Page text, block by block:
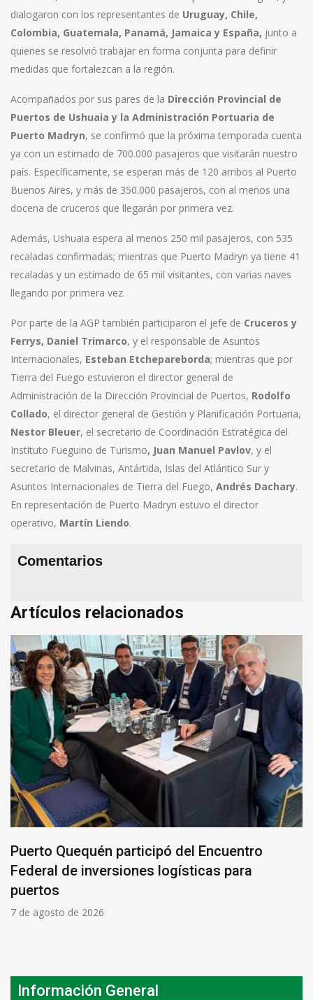
dialogaron con los representantes de Uruguay, Chile,
Colombia, Guatemala, Panamá, Jamaica y España, junto a
quienes se resolvió trabajar en forma conjunta para definir
medidas que fortalezcan a la región.
Acompañados por sus pares de la Dirección Provincial de
Puertos de Ushuaia y la Administración Portuaria de
Puerto Madryn, se confirmó que la próxima temporada cuenta
ya con un estimado de 700.000 pasajeros que visitarán nuestro
país. Específicamente, se esperan más de 120 arribos al Puerto
Buenos Aires, y más de 350.000 pasajeros, con al menos una
docena de cruceros que llegarán por primera vez.
Además, Ushuaia espera al menos 250 mil pasajeros, con 535
recaladas confirmadas; mientras que Puerto Madryn ya tiene 41
recaladas y un estimado de 65 mil visitantes, con varias naves
llegando por primera vez.
Por parte de la AGP también participaron el jefe de Cruceros y
Ferrys, Daniel Trimarco, y el responsable de Asuntos
Internacionales, Esteban Etchepareborda; mientras que por
Tierra del Fuego estuvieron el director general de
Administración de la Dirección Provincial de Puertos, Rodolfo
Collado, el director general de Gestión y Planificación Portuaria,
Nestor Bleuer, el secretario de Coordinación Estratégica del
Instituto Fueguino de Turismo, Juan Manuel Pavlov, y el
secretario de Malvinas, Antártida, Islas del Atlántico Sur y
Asuntos Internacionales de Tierra del Fuego, Andrés Dachary.
En representación de Puerto Madryn estuvo el director
operativo, Martín Liendo.
Comentarios
Artículos relacionados
Puerto Quequén participó del Encuentro
Federal de inversiones logísticas para
puertos
7 de agosto de 2026
Información General